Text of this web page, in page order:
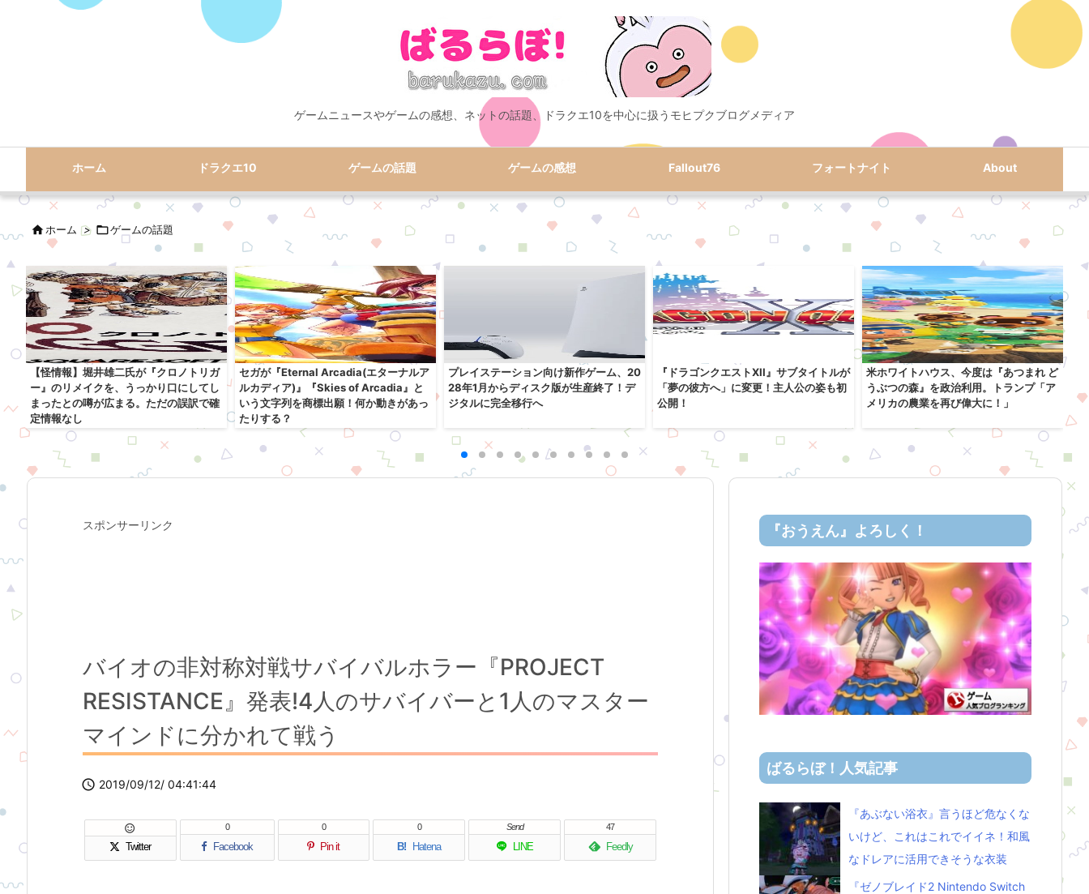
ゲームニュースやゲームの感想、ネットの話題、ドラクエ10を中心に扱うモヒプクブログメディア
ホーム ドラクエ10 ゲームの話題 ゲームの感想 Fallout76 フォートナイト About
ホーム > ゲームの話題
【怪情報】堀井雄二氏が『クロノトリガ
ー』のリメイクを、うっかり口にしてし
まったとの噂が広まる。ただの誤訳で確
定情報なし
セガが『Eternal Arcadia(エターナルア
ルカディア)』『Skies of Arcadia』と
いう文字列を商標出願！何か動きがあっ
たりする？
プレイステーション向け新作ゲーム、20
28年1月からディスク版が生産終了！デ
ジタルに完全移行へ
『ドラゴンクエストXII』サブタイトルが
「夢の彼方へ」に変更！主人公の姿も初
公開！
米ホワイトハウス、今度は『あつまれ ど
うぶつの森』を政治利用。トランプ「ア
メリカの農業を再び偉大に！」
っ
スポンサーリンク
バイオの非対称対戦サバイバルホラー『PROJECT
RESISTANCE』発表!4人のサバイバーと1人のマスター
マインドに分かれて戦う
 2019/09/12/ 04:41:44
Twitter

Facebook
0
Pin it
0
B! Hatena
0
LINE
Send
Feedly
47
『おうえん』よろしく！
ばるらぼ！人気記事
『あぶない浴衣』言うほど危なくな
いけど、これはこれでイイネ！和風
なドレアに活用できそうな衣装
『ゼノブレイド2 Nintendo Switch